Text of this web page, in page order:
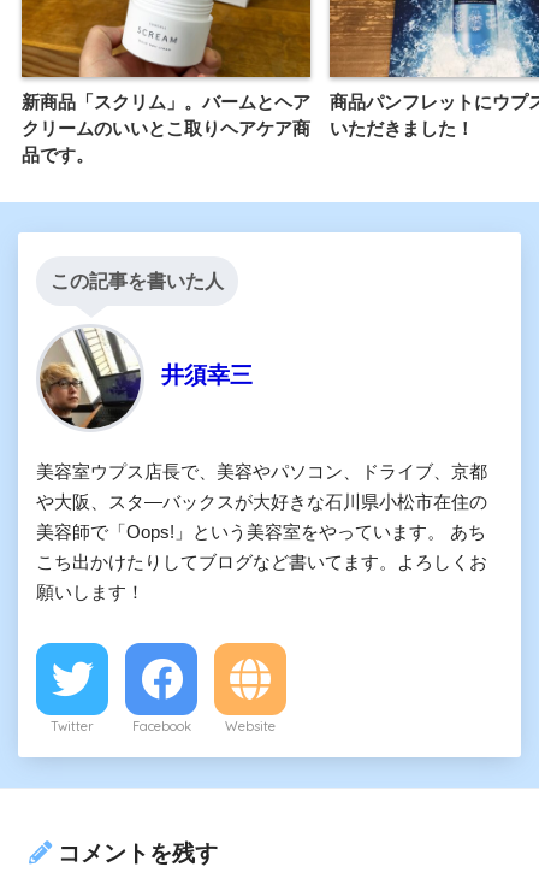
新商品「スクリム」。バームとヘア
クリームのいいとこ取りヘアケア商
品です。
商品パンフレットにウプ
いただきました！
この記事を書いた人
井須幸三
美容室ウプス店長で、美容やパソコン、ドライブ、京都
や大阪、スタ―バックスが大好きな石川県小松市在住の
美容師で「Oops!」という美容室をやっています。 あち
こち出かけたりしてブログなど書いてます。よろしくお
願いします！
Twitter Facebook Website
コメントを残す